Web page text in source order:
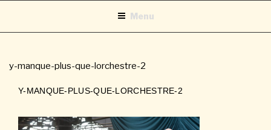
contenu
Menu
y-manque-plus-que-lorchestre-2
Y-MANQUE-PLUS-QUE-LORCHESTRE-2